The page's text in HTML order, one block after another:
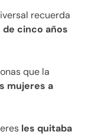
recuerda
de cinco años
que la
mujeres a
les quitaba